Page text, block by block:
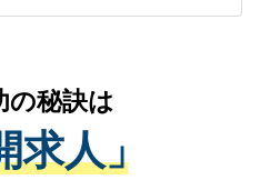
データはご本人の許可
扱いについての厳密な
事業者のみに付与され
ークを取得済みです。
医療機関の状況や紹介
、適切なアドバイスを
。すぐにご転職をされ
なサポートが可能です
の秘訣は
求人」